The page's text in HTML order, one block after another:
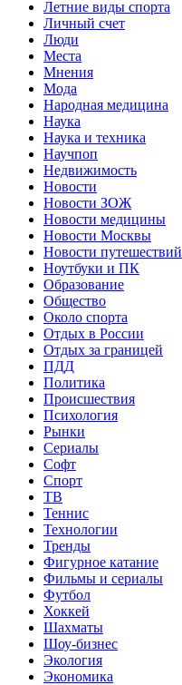
Летние виды спорта
Личный счет
Люди
Места
Мнения
Мода
Народная медицина
Наука
Наука и техника
Научпоп
Недвижимость
Новости
Новости ЗОЖ
Новости медицины
Новости Москвы
Новости путешествий
Ноутбуки и ПК
Образование
Общество
Около спорта
Отдых в России
Отдых за границей
ПДД
Политика
Происшествия
Психология
Рынки
Сериалы
Софт
Спорт
ТВ
Теннис
Технологии
Тренды
Фигурное катание
Фильмы и сериалы
Футбол
Хоккей
Шахматы
Шоу-бизнес
Экология
Экономика